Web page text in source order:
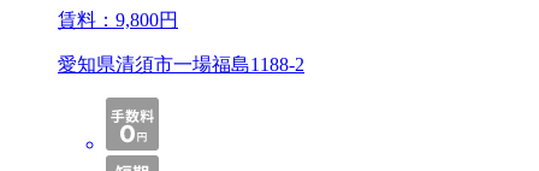
賃料： 9,800円
愛知県清須市一場福島1188-2